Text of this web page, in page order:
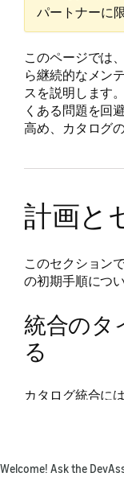
パートナーに
このページでは
ら継続的なメン
スを説明します
くある問題を回
高め、カタログ
計画と
このセクション
の初期手順につ
統合のタ
る
カタログ統合に
AWS
トのプロビ
Welcome! Ask the